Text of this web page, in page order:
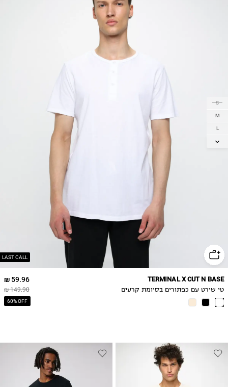
LAST CALL
S
M
L
XL
59.96 ₪
149.90 ₪
60% OFF
TERMINAL X CUT N BASE
טי שירט עם כפתורים בסיומת קרעים